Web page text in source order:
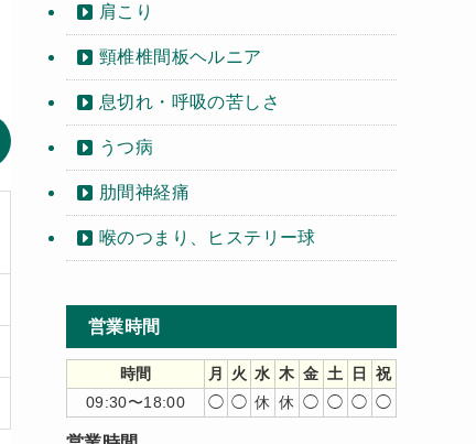
肩こり
頸椎椎間板ヘルニア
息切れ・呼吸の苦しさ
うつ病
肋間神経痛
喉のつまり、ヒステリー球
営業時間
時間 月 火 水 木 金 土 日
祝
09:30〜18:00
◯ ◯ 休 休 ◯ ◯ ◯ ◯